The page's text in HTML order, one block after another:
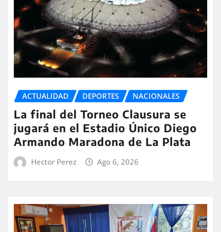
ACTUALIDAD DEPORTES NACIONALES
La final del Torneo Clausura se
jugará en el Estadio Único Diego
Armando Maradona de La Plata
Hector Perez Ago 6, 2026